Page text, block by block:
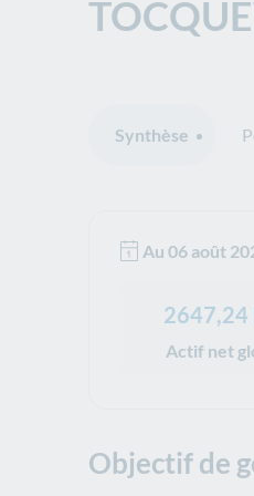
Synthèse
Synthèse">
Valeurs
Au 06 août
2647,24
Actif net
Objectif de